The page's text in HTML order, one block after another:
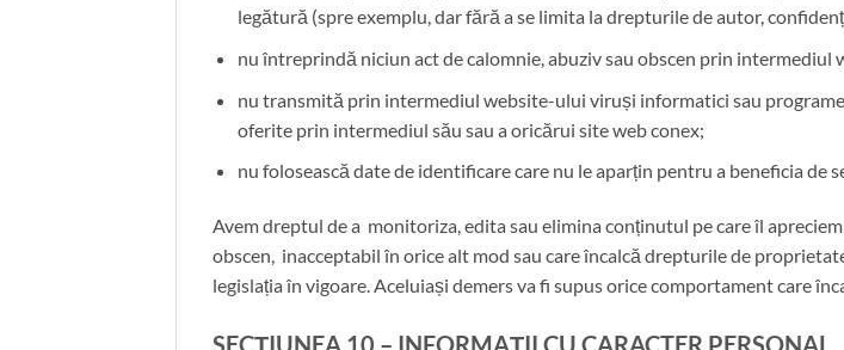
legătură (spre exemplu, dar fără a se limita la drepturile de autor,
nu întreprindă niciun act de calomnie, abuziv sau obscen prin
nu transmită prin intermediul website-ului viruși informatici sau
oferite prin intermediul său sau a oricărui site web conex;
nu folosească date de identificare care nu le aparțin pentru a beneficia
Avem dreptul de a monitoriza, edita sau elimina conținutul pe care îl
obscen, inacceptabil în orice alt mod sau care încalcă drepturile de
legislația în vigoare. Aceluiași demers va fi supus orice comportament care
SECȚIUNEA 10 – INFORMAȚII CU CARACTER PERSONAL